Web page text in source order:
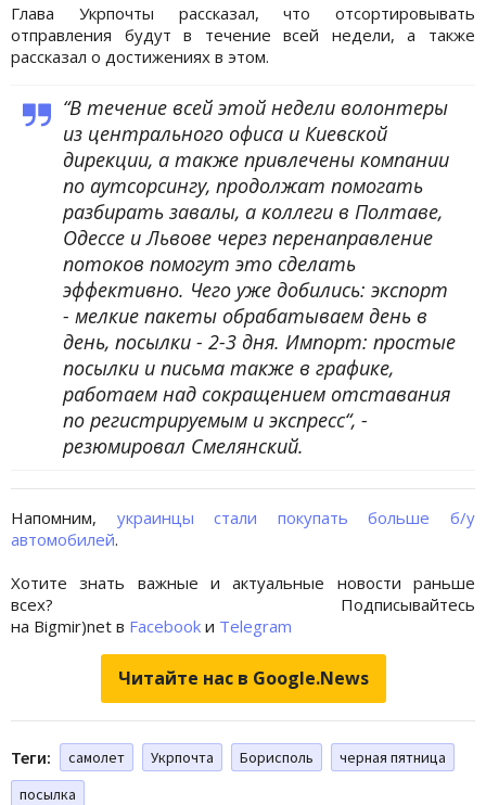
Глава Укрпочты рассказал, что отсортировывать
отправления будут в течение всей недели, а также
рассказал о достижениях в этом.
“В течение всей этой недели волонтеры
из центрального офиса и Киевской
дирекции, а также привлечены компании
по аутсорсингу, продолжат помогать
разбирать завалы, а коллеги в Полтаве,
Одессе и Львове через перенаправление
потоков помогут это сделать
эффективно. Чего уже добились: экспорт
- мелкие пакеты обрабатываем день в
день, посылки - 2-3 дня. Импорт: простые
посылки и письма также в графике,
работаем над сокращением отставания
по регистрируемым и экспресс“, -
резюмировал Смелянский.
Напомним, украинцы стали покупать больше б/у
автомобилей.
Хотите знать важные и актуальные новости раньше
всех? Подписывайтесь
на Bigmir)net в Facebook и Telegram
Читайте нас в Google.News
Теги: самолет Укрпочта Борисполь
черная пятница
посылка